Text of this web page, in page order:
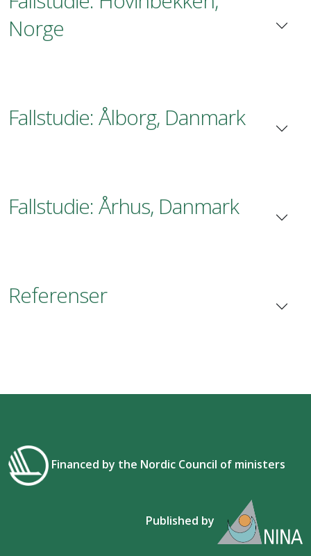
Norge
Fallstudie: Ålborg, Danmark
Fallstudie: Århus, Danmark
Referenser
Financed by the Nordic Council of ministers
Published by